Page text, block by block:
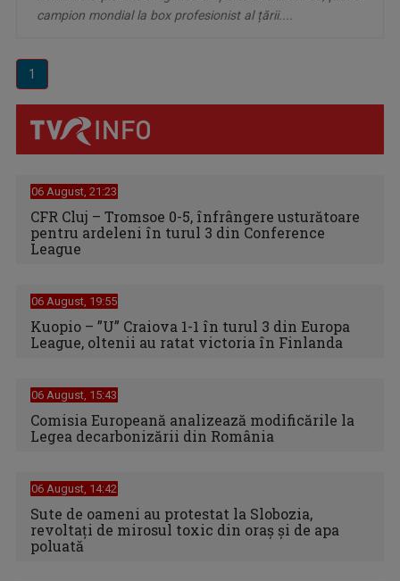
campion mondial la box profesionist al țării....
1
06 August, 21:23
CFR Cluj – Tromsoe 0-5, înfrângere usturătoare
pentru ardeleni în turul 3 din Conference
League
06 August, 19:55
Kuopio – ”U” Craiova 1-1 în turul 3 din Europa
League, oltenii au ratat victoria în Finlanda
06 August, 15:43
Comisia Europeană analizează modificările la
Legea decarbonizării din România
06 August, 14:42
Sute de oameni au protestat la Slobozia,
revoltați de mirosul toxic din oraș și de apa
poluată